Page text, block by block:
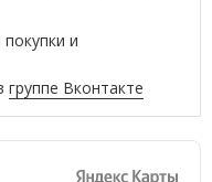
и
группе Вконтакте